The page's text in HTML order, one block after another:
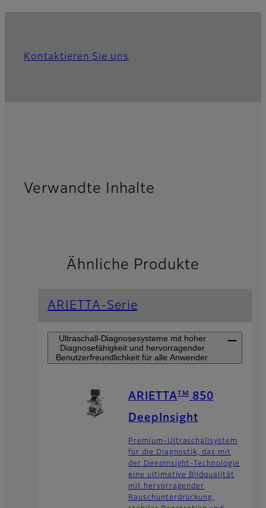
Kontaktieren Sie uns
Verwandte Inhalte
Ähnliche Produkte
ARIETTA-Serie
Ultraschall-Diagnosesysteme mit hoher
Diagnosefähigkeit und hervorragender
Benutzerfreundlichkeit für alle Anwender.
ARIETTA TM 850
DeepInsight
Premium-Ultraschallsystem
für die Diagnostik, das mit
der DeepInsight-Technologie
eine ultimative Bildqualität
mit hervorragender
Rauschunterdrückung,